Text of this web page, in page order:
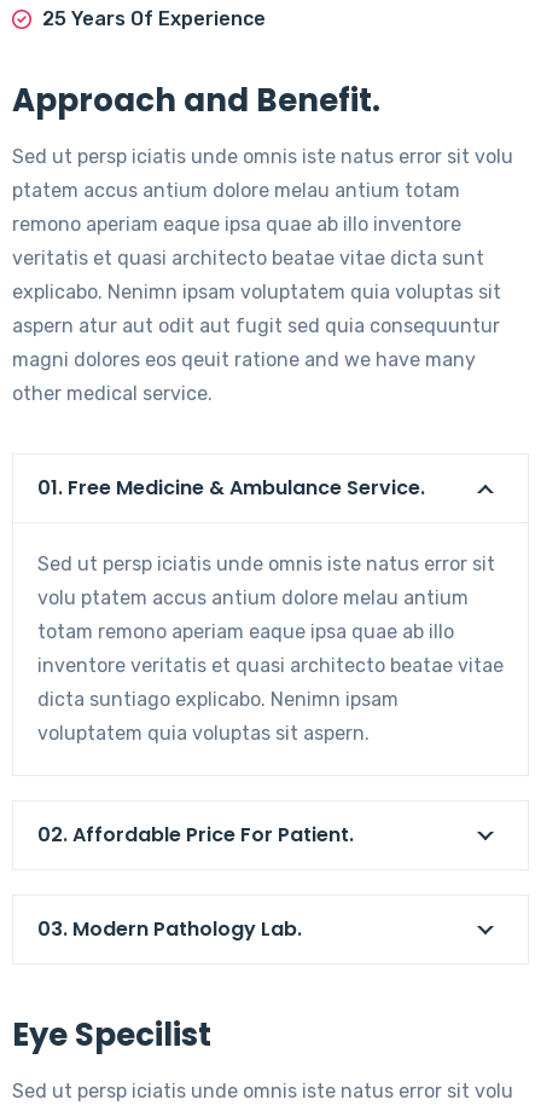
25 Years Of Experience
Approach and Benefit.
Sed ut persp iciatis unde omnis iste natus error sit volu
ptatem accus antium dolore melau antium totam
remono aperiam eaque ipsa quae ab illo inventore
veritatis et quasi architecto beatae vitae dicta sunt
explicabo. Nenimn ipsam voluptatem quia voluptas sit
aspern atur aut odit aut fugit sed quia consequuntur
magni dolores eos qeuit ratione and we have many
other medical service.
01. Free Medicine & Ambulance Service.
Sed ut persp iciatis unde omnis iste natus error sit
volu ptatem accus antium dolore melau antium
totam remono aperiam eaque ipsa quae ab illo
inventore veritatis et quasi architecto beatae vitae
dicta suntiago explicabo. Nenimn ipsam
voluptatem quia voluptas sit aspern.
02. Affordable Price For Patient.
03. Modern Pathology Lab.
Eye Specilist
Sed ut persp iciatis unde omnis iste natus error sit volu